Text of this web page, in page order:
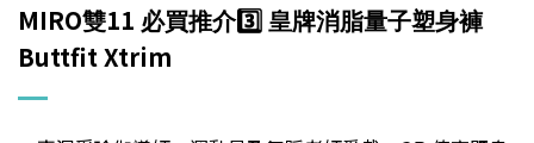
MIRO雙11 必買推介3️⃣ 皇牌消脂量子塑身褲
Buttfit Xtrim